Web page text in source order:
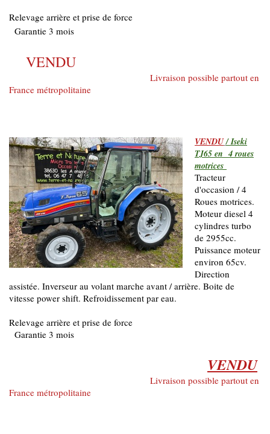
Relevage arrière et prise de force
Garantie 3 mois
VENDU
Livraison possible partout en
France métropolitaine
VENDU / Iseki
TJ65 en 4 roues
motrices
Tracteur
d'occasion / 4
Roues motrices.
Moteur diesel 4
cylindres turbo
de 2955cc.
Puissance moteur
environ 65cv.
Direction
assistée. Inverseur au volant marche avant / arrière. Boite de
vitesse power shift. Refroidissement par eau.
Relevage arrière et prise de force
Garantie 3 mois
VENDU
Livraison possible partout en
France métropolitaine